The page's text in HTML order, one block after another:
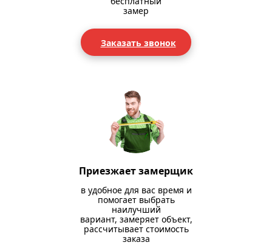
замер
Заказать звонок
Приезжает замерщик
в удобное для вас время и
помогает выбрать
наилучший
вариант, замеряет объект,
рассчитывает стоимость
заказа